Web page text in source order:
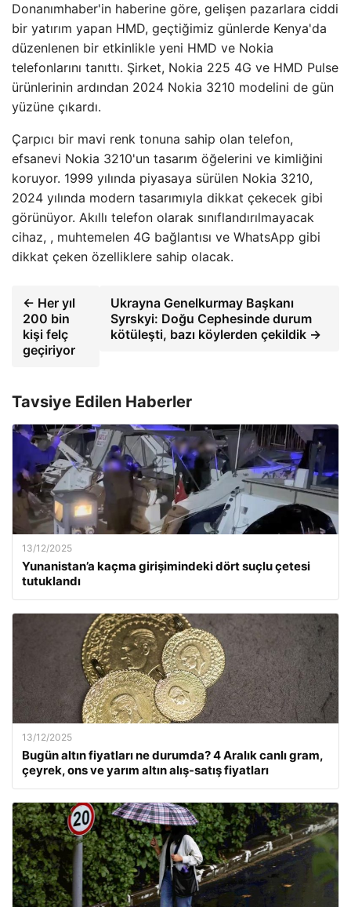
Donanımhaber'in haberine göre, gelişen pazarlara ciddi
bir yatırım yapan HMD, geçtiğimiz günlerde Kenya'da
düzenlenen bir etkinlikle yeni HMD ve Nokia
telefonlarını tanıttı. Şirket, Nokia 225 4G ve HMD Pulse
ürünlerinin ardından 2024 Nokia 3210 modelini de gün
yüzüne çıkardı.
Çarpıcı bir mavi renk tonuna sahip olan telefon,
efsanevi Nokia 3210'un tasarım öğelerini ve kimliğini
koruyor. 1999 yılında piyasaya sürülen Nokia 3210,
2024 yılında modern tasarımıyla dikkat çekecek gibi
görünüyor. Akıllı telefon olarak sınıflandırılmayacak
cihaz, , muhtemelen 4G bağlantısı ve WhatsApp gibi
dikkat çeken özelliklere sahip olacak.
← Her yıl
200 bin
kişi felç
geçiriyor
Ukrayna Genelkurmay Başkanı
Syrskyi: Doğu Cephesinde durum
kötüleşti, bazı köylerden çekildik →
Tavsiye Edilen Haberler
13/12/2025
Yunanistan’a kaçma girişimindeki dört suçlu çetesi
tutuklandı
13/12/2025
Bugün altın fiyatları ne durumda? 4 Aralık canlı gram,
çeyrek, ons ve yarım altın alış-satış fiyatları